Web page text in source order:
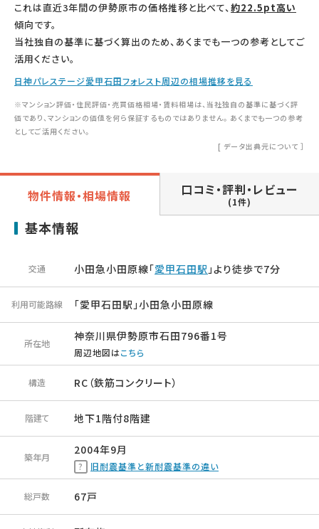
これは直近3年間の伊勢原市の価格推移と比べて、約22.5pt高い
傾向です。
当社独自の基準に基づく算出のため、あくまでも一つの参考としてご
活用ください。
日神パレステージ愛甲石田フォレスト周辺の相場推移を見る
※マンション評価・住民評価・売買価格相場・賃料相場は、当社独自の基準に基づく評
価であり、マンションの価値を何ら保証するものではありません。 あくまでも一つの参考
としてご活用ください。
[ データ出典元について ］
物件情報・相場情報 口コミ・評判・レビュー
(1件)
基本情報
交通 小田急小田原線「愛甲石田駅 」より徒歩で7分
利用可能路線 「愛甲石田駅」小田急小田原線
所在地
神奈川県伊勢原市石田796番1号
周辺地図はこちら
構造 RC（鉄筋コンクリート）
階建て 地下1階付8階建
築年月
2004年9月
旧耐震基準と新耐震基準の違い
総戸数 67戸